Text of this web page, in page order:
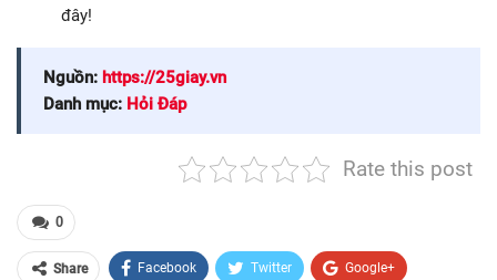
đây!
Nguồn: https://25giay.vn
Danh mục: Hỏi Đáp
Rate this post
0
Share Facebook Twitter Google+